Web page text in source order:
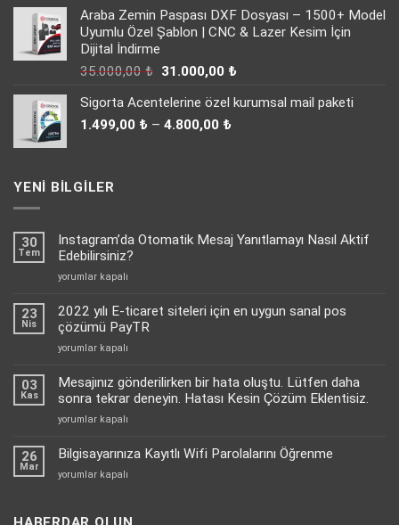
65.000,00 ₺.fiyat:
44.000,00 ₺.
Araba Zemin Paspası DXF Dosyası – 1500+ Model
Uyumlu Özel Şablon | CNC & Lazer Kesim İçin
Dijital İndirme
35.000,00₺ Orijinal
35.000,00 ₺.
31.000,00 ₺Şu
fiyat:
Sigorta Acentelerine özel kurumsal mail paketi
1.499,00 ₺ – 4.800,00 ₺
YENI BILGILER
30
Tem
Instagram’da Otomatik Mesaj Yanıtlamayı Nasıl Aktif
Edebilirsiniz?
Instagram’da
Mesaj
Yanıtlamayı
Nasıl
Aktif
için
yorumlar kapalı
23
Nis
2022 yılı E-ticaret siteleri için en uygun sanal pos
çözümü PayTR
2022
E-
için
uygun
yorumlar kapalı
03
Kas
Mesajınız gönderilirken bir hata oluştu. Lütfen daha
sonra tekrar deneyin. Hatası Kesin Çözüm Eklentisiz.
Mesajınız
bir
hata
oluştu.
yorumlar kapalı
26
Mar
Bilgisayarınıza Kayıtlı Wifi Parolalarını Öğrenme
Bilgisayarınıza
Parolalarını
yorumlar kapalı